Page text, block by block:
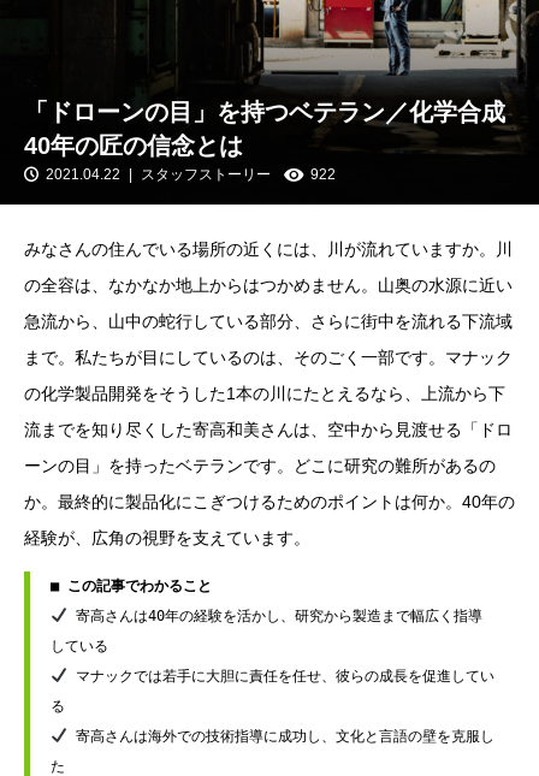
「ドローンの目」を持つベテラン／化学合成
40年の匠の信念とは
2021.04.22 スタッフストーリー 922
みなさんの住んでいる場所の近くには、川が流れていますか。川
の全容は、なかなか地上からはつかめません。山奥の水源に近い
急流から、山中の蛇行している部分、さらに街中を流れる下流域
まで。私たちが目にしているのは、そのごく一部です。マナック
の化学製品開発をそうした1本の川にたとえるなら、上流から下
流までを知り尽くした寄高和美さんは、空中から見渡せる「ドロ
ーンの目」を持ったベテランです。どこに研究の難所があるの
か。最終的に製品化にこぎつけるためのポイントは何か。40年の
経験が、広角の視野を支えています。
■ この記事でわかること
寄高さんは40年の経験を活かし、研究から製造まで幅広く指導
マナックでは若手に大胆に責任を任せ、彼らの成長を促進してい
寄高さんは海外での技術指導に成功し、文化と言語の壁を克服し
た